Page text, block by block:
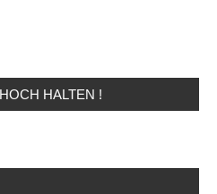
HALTEN !